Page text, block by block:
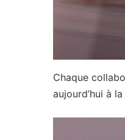
Chaque
aujourd’hui à